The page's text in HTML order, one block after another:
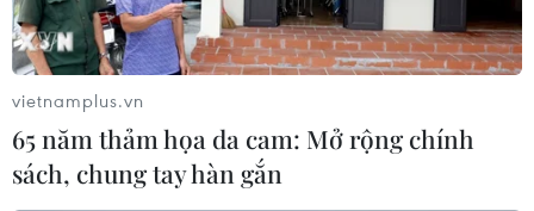
vietnamplus.vn
65 năm thảm họa da cam: Mở rộng chính
sách, chung tay hàn gắn